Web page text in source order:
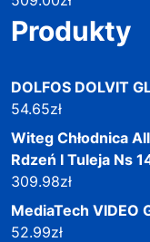
Produkty
DOLFOS DOLVIT
54.65zł
Witeg Chłodnica
Rdzeń I Tuleja Ns
309.98zł
MediaTech VIDEO
52.99zł